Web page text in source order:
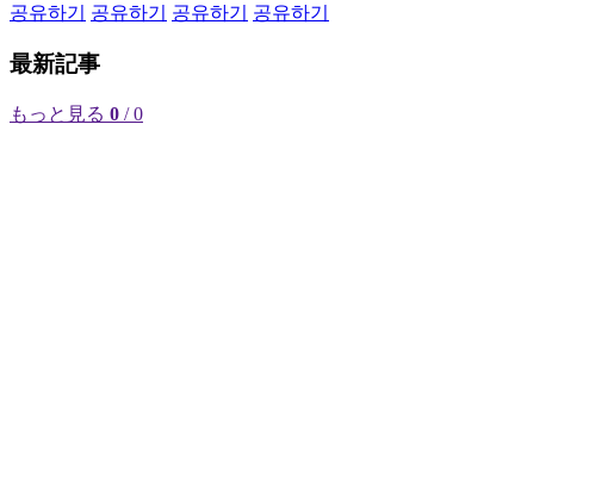
공유하기
공유하기 공유하기 공유하기
最新記事
もっと見る 0 / 0